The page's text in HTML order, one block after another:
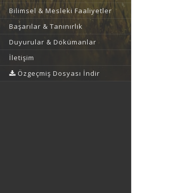
Bilimsel & Mesleki Faaliyetler
Başarılar & Tanınırlık
Duyurular & Dokümanlar
İletişim
Özgeçmiş Dosyası İndir